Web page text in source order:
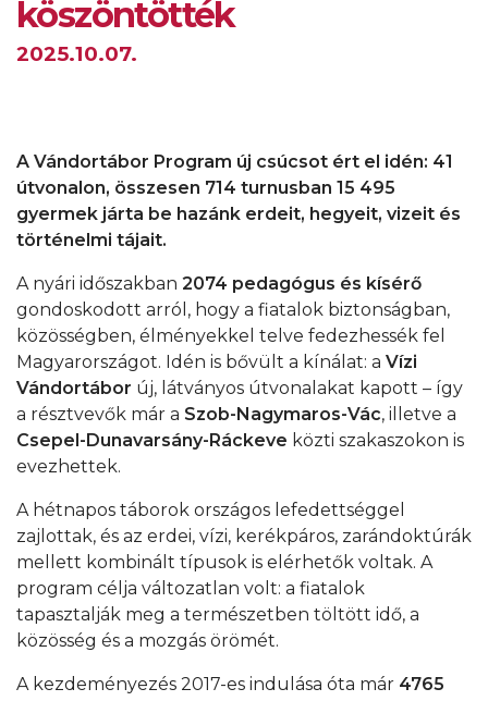
köszöntötték
2025.10.07.
A Vándortábor Program új csúcsot ért el idén: 41
útvonalon, összesen 714 turnusban 15 495
gyermek járta be hazánk erdeit, hegyeit, vizeit és
történelmi tájait.
A nyári időszakban 2074 pedagógus és kísérő
gondoskodott arról, hogy a fiatalok biztonságban,
közösségben, élményekkel telve fedezhessék fel
Magyarországot. Idén is bővült a kínálat: a Vízi
Vándortábor új, látványos útvonalakat kapott – így
a résztvevők már a Szob-Nagymaros-Vác, illetve a
Csepel-Dunavarsány-Ráckeve közti szakaszokon is
evezhettek.
A hétnapos táborok országos lefedettséggel
zajlottak, és az erdei, vízi, kerékpáros, zarándoktúrák
mellett kombinált típusok is elérhetők voltak. A
program célja változatlan volt: a fiatalok
tapasztalják meg a természetben töltött idő, a
közösség és a mozgás örömét.
A kezdeményezés 2017-es indulása óta már 4765